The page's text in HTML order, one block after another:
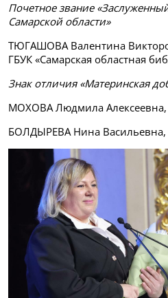
Почетное звание
Самарской области»
ТЮГАШОВА Валентина
ГБУК «Самарская областная
Знак отличия «Материнская
МОХОВА Людмила Алексеевна,
БОЛДЫРЕВА Нина Васильевна,